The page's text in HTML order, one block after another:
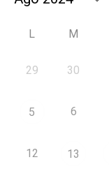
L M
29 30
5 6
12 13